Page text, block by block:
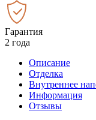
Гарантия
2 года
Описание
Отделка
Внутреннее
Информация
Отзывы